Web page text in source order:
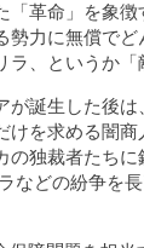
「革命」を象
勢力に無償で
、というか「
が誕生した後
けを求める闇
の独裁者たち
などの紛争を